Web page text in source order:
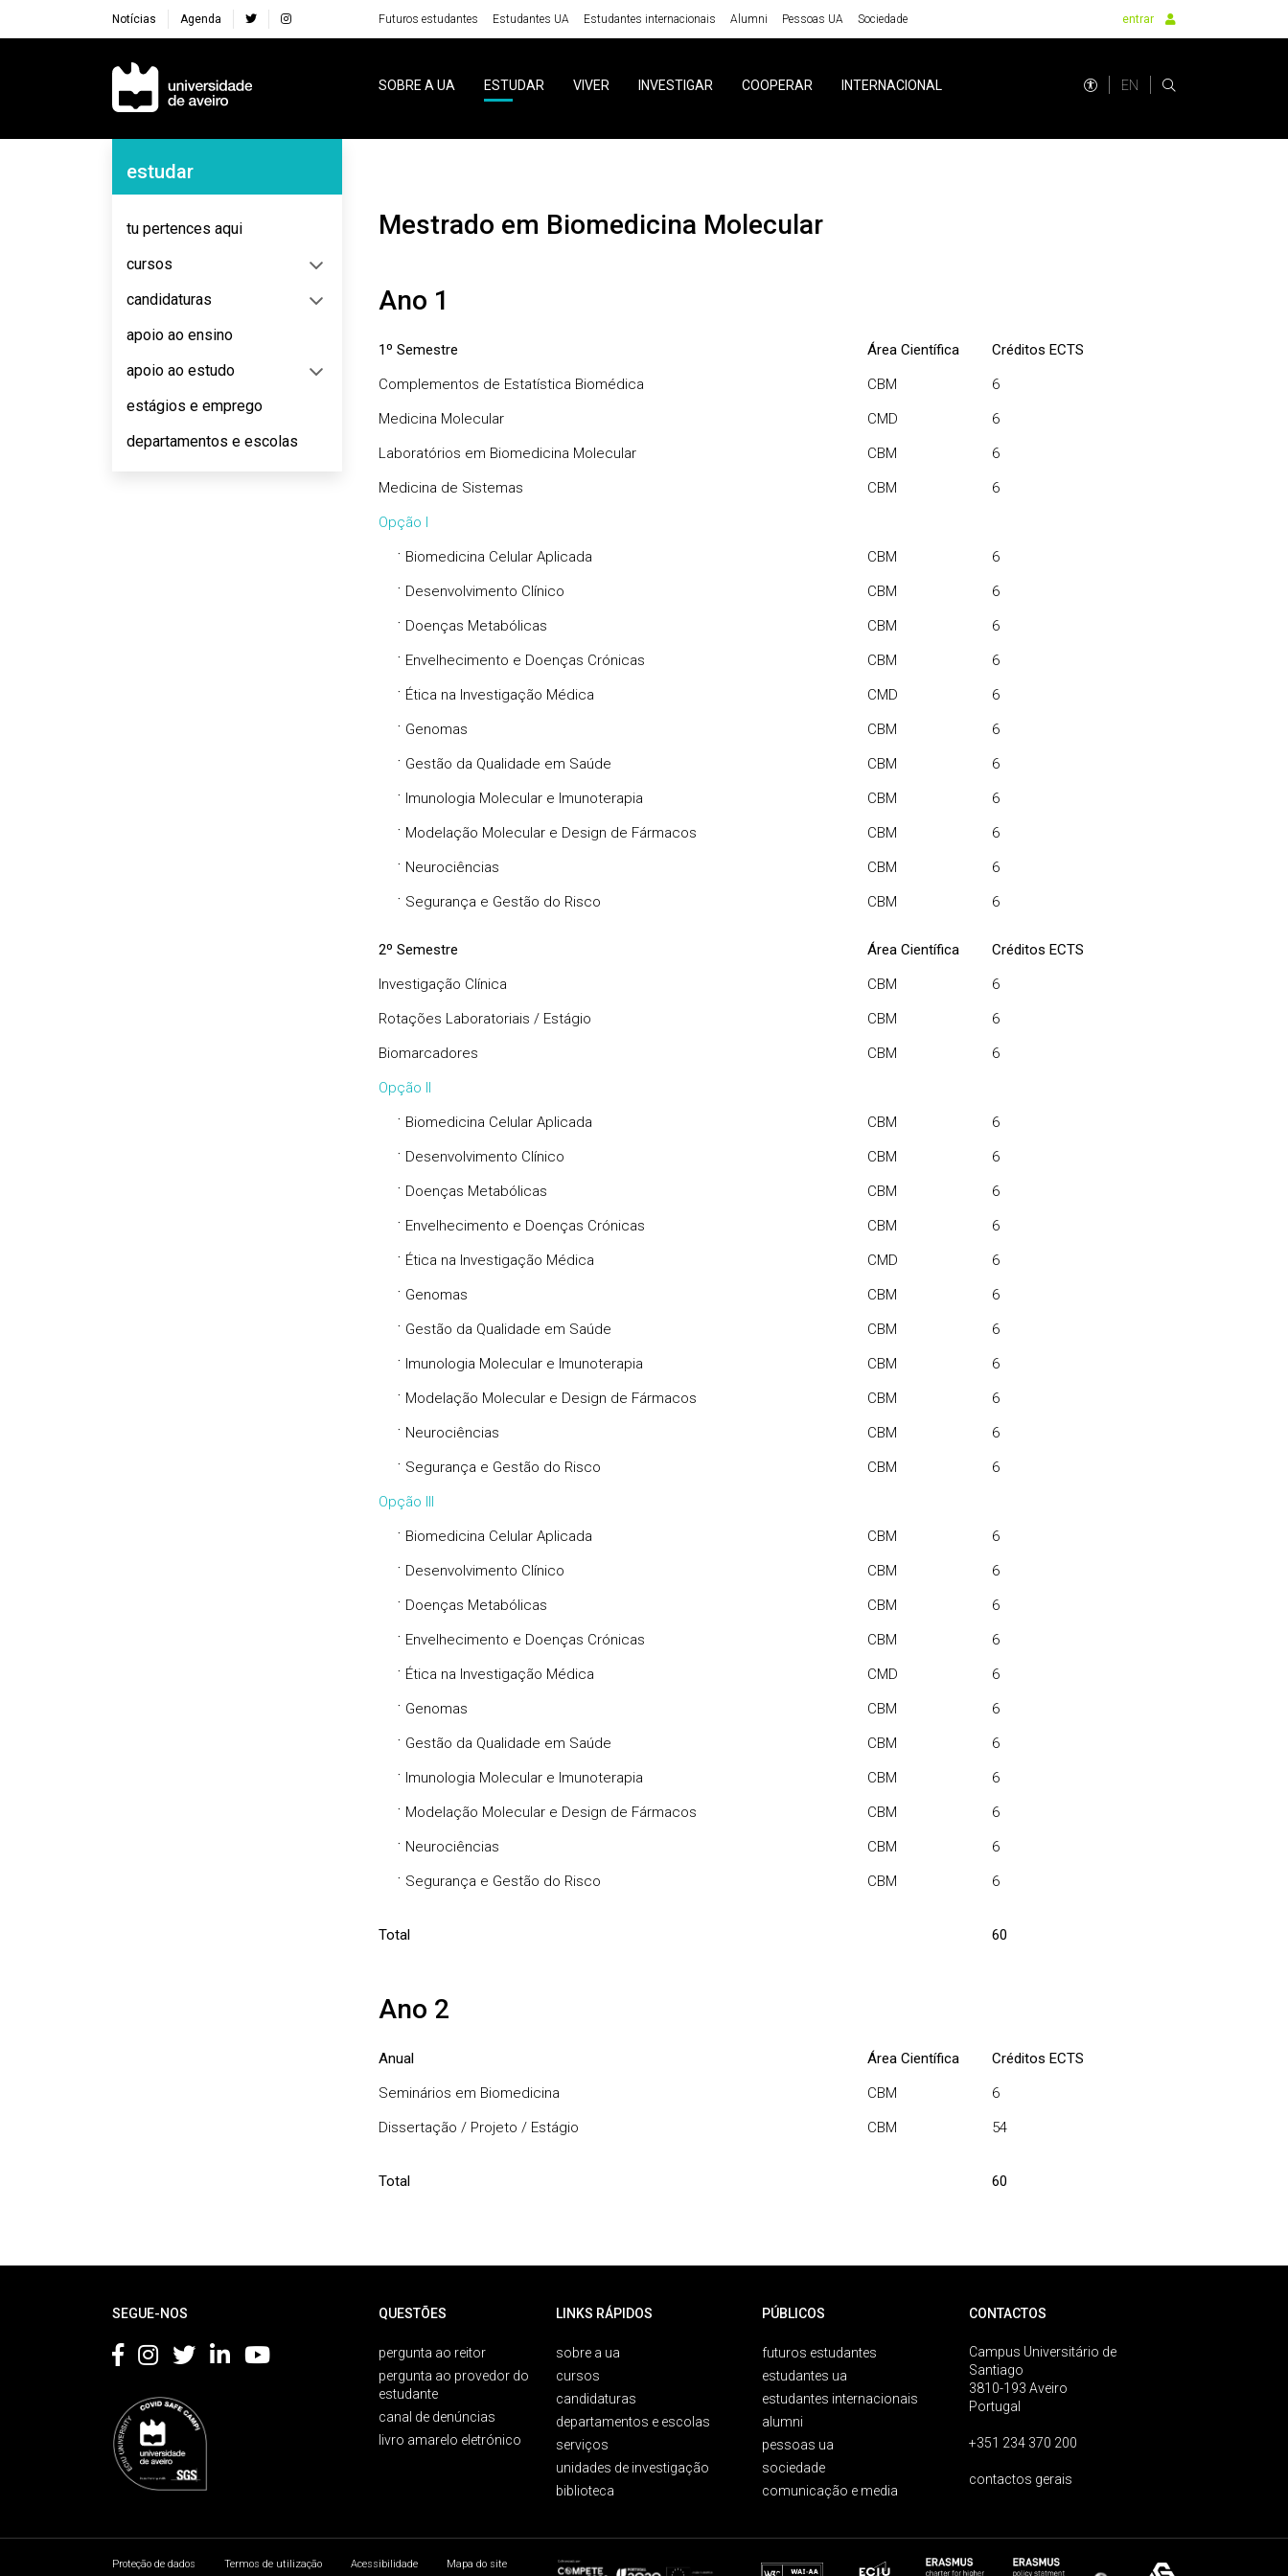
Notícias Agenda Futuros estudantes Estudantes UA Estudantes internacionais Alumni Pessoas UA Sociedade entrar
Navegação Principal
SOBRE A UA ESTUDAR VIVER INVESTIGAR COOPERAR INTERNACIONAL EN
Navegação Lateral
estudar
tu pertences aqui
cursos
candidaturas
apoio ao ensino
apoio ao estudo
estágios e emprego
departamentos e escolas
Mestrado em Biomedicina Molecular
Ano 1
1º Semestre Área Científica
Créditos ECTS
Complementos de Estatística Biomédica
CBM
6
Medicina Molecular
CMD
6
Laboratórios em Biomedicina Molecular
CBM
6
Medicina de Sistemas
CBM
6
Opção I
· Biomedicina Celular Aplicada CBM 6
· Desenvolvimento Clínico CBM 6
· Doenças Metabólicas CBM 6
· Envelhecimento e Doenças Crónicas CBM 6
· Ética na Investigação Médica CMD 6
· Genomas CBM 6
· Gestão da Qualidade em Saúde CBM 6
· Imunologia Molecular e Imunoterapia CBM 6
· Modelação Molecular e Design de Fármacos CBM 6
· Neurociências CBM 6
· Segurança e Gestão do Risco CBM 6
2º Semestre Área Científica
Créditos ECTS
Investigação Clínica
CBM
6
Rotações Laboratoriais / Estágio
CBM
6
Biomarcadores
CBM
6
Opção II
· Biomedicina Celular Aplicada CBM 6
· Desenvolvimento Clínico CBM 6
· Doenças Metabólicas CBM 6
· Envelhecimento e Doenças Crónicas CBM 6
· Ética na Investigação Médica CMD 6
· Genomas CBM 6
· Gestão da Qualidade em Saúde CBM 6
· Imunologia Molecular e Imunoterapia CBM 6
· Modelação Molecular e Design de Fármacos CBM 6
· Neurociências CBM 6
· Segurança e Gestão do Risco CBM
6
Opção III
· Biomedicina Celular Aplicada CBM 6
· Desenvolvimento Clínico CBM 6
· Doenças Metabólicas CBM 6
· Envelhecimento e Doenças Crónicas CBM 6
· Ética na Investigação Médica CMD 6
· Genomas CBM 6
· Gestão da Qualidade em Saúde CBM 6
· Imunologia Molecular e Imunoterapia CBM 6
· Modelação Molecular e Design de Fármacos CBM 6
· Neurociências CBM 6
· Segurança e Gestão do Risco CBM 6
Total 60
Ano 2
Anual Área Científica
Créditos ECTS
Seminários em Biomedicina
CBM
6
Dissertação / Projeto / Estágio
CBM 54
Total 60
SEGUE-NOS QUESTÕES
pergunta ao reitor
pergunta ao provedor do
estudante
canal de denúncias
livro amarelo eletrónico
LINKS RÁPIDOS
sobre a ua
cursos
candidaturas
departamentos e escolas
serviços
unidades de investigação
biblioteca
PÚBLICOS
futuros estudantes
estudantes ua
estudantes internacionais
alumni
pessoas ua
sociedade
comunicação e media
CONTACTOS
Campus Universitário de
Santiago
3810-193 Aveiro
Portugal
+351 234 370 200
contactos gerais
Proteção de dados Termos de utilização Acessibilidade Mapa do site